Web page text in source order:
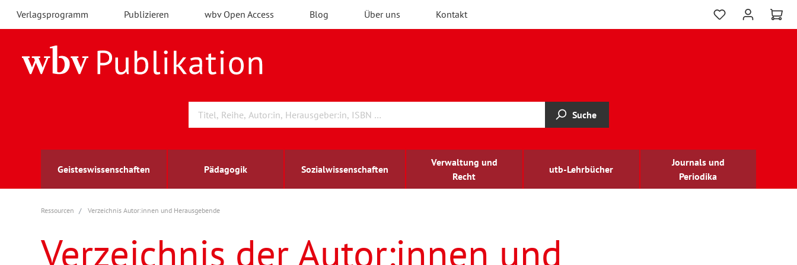
Verlagsprogramm Publizieren wbv Open Access Blog Über uns Kontakt
Suche
Geisteswissenschaften Pädagogik Sozialwissenschaften
Verwaltung und
Recht
utb-Lehrbücher
Journals und
Periodika
Archäologie
Berufs- und Wirtschaftspädagogik
Arbeitsmarktforschung
Außenwirtschaft
berufsbildung
Ressourcen Verzeichnis Autor:innen und Herausgebende
Verzeichnis der Autor:innen und